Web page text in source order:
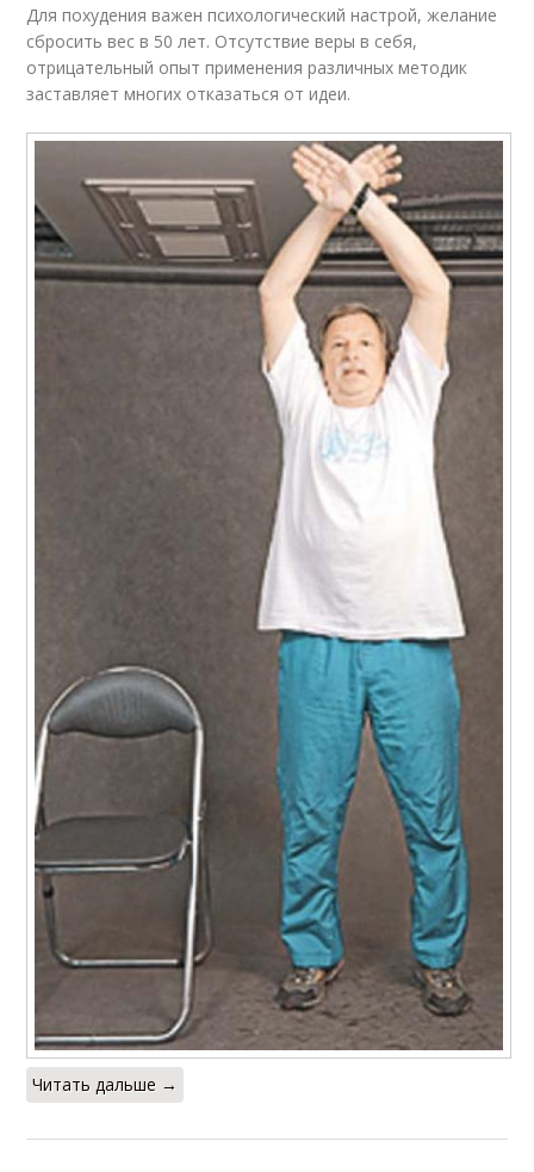
Для похудения важен психологический настрой, желание
сбросить вес в 50 лет. Отсутствие веры в себя,
отрицательный опыт применения различных методик
заставляет многих отказаться от идеи.
Читать дальше →